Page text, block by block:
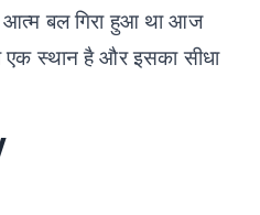
आत्म बल गिरा हुआ था आज
एक स्थान है और इसका सीधा